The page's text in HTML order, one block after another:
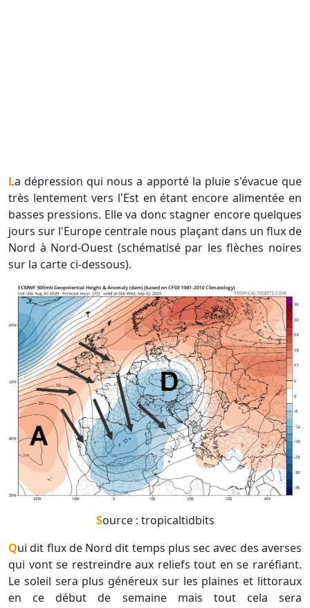
La dépression qui nous a apporté la pluie s'évacue que
très lentement vers l'Est en étant encore alimentée en
basses pressions. Elle va donc stagner encore quelques
jours sur l'Europe centrale nous plaçant dans un flux de
Nord à Nord-Ouest (schématisé par les flèches noires
sur la carte ci-dessous).
Source : tropicaltidbits
Qui dit flux de Nord dit temps plus sec avec des averses
qui vont se restreindre aux reliefs tout en se raréfiant.
Le soleil sera plus généreux sur les plaines et littoraux
en ce début de semaine mais tout cela sera